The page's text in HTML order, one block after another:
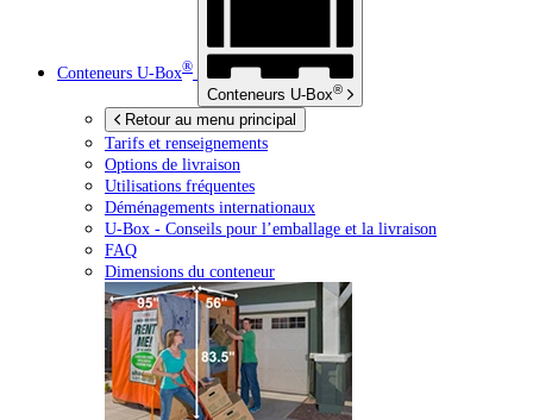
Conteneurs U-Box®
Conteneurs U-Box®
Retour au menu principal
Tarifs et renseignements
Options de livraison
Utilisations fréquentes
Déménagements internationaux
U-Box - Conseils pour l’emballage et la livraison
FAQ
Dimensions du conteneur